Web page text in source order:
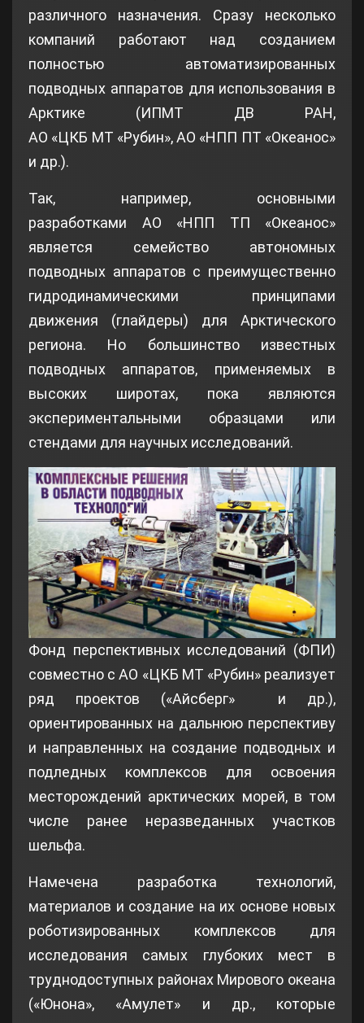
различного назначения. Сразу несколько
компаний работают над созданием
полностью автоматизированных
подводных аппаратов для использования в
Арктике (ИПМТ ДВ РАН,
АО «ЦКБ МТ «Рубин», АО «НПП ПТ «Океанос»
и др.).
Так, например, основными
разработками АО «НПП ТП «Океанос»
является семейство автономных
подводных аппаратов с преимущественно
гидродинамическими принципами
движения (глайдеры) для Арктического
региона. Но большинство известных
подводных аппаратов, применяемых в
высоких широтах, пока являются
экспериментальными образцами или
стендами для научных исследований.
Фонд перспективных исследований (ФПИ)
совместно с АО «ЦКБ МТ «Рубин» реализует
ряд проектов («Айсберг» и др.),
ориентированных на дальнюю перспективу
и направленных на создание подводных и
подледных комплексов для освоения
месторождений арктических морей, в том
числе ранее неразведанных участков
шельфа.
Намечена разработка технологий,
материалов и создание на их основе новых
роботизированных комплексов для
исследования самых глубоких мест в
труднодоступных районах Мирового океана
(«Юнона», «Амулет» и др., которые